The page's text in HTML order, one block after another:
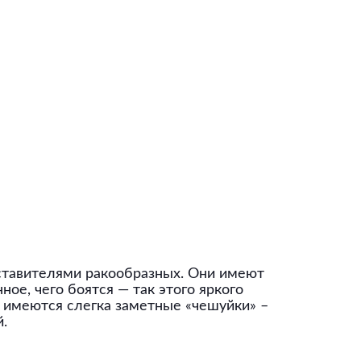
ракообразных. Они имеют
чего боятся — так этого яркого
слегка заметные «чешуйки» –